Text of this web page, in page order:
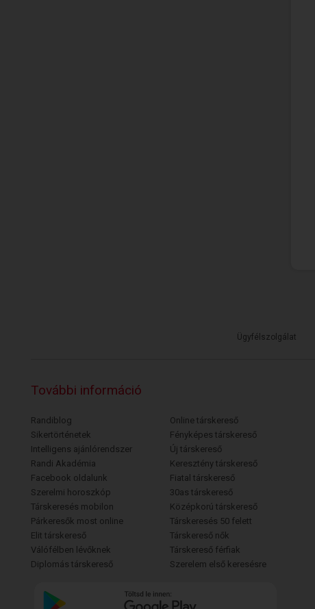
Ügyfélszolgálat
További információ
Randiblog
Sikertörténetek
Intelligens ajánlórendszer
Randi Akadémia
Facebook oldalunk
Szerelmi horoszkóp
Társkeresés mobilon
Párkeresők most online
Elit társkereső
Válófélben lévőknek
Diplomás társkereső
Online társkereső
Fényképes társkereső
Új társkereső
Keresztény társkereső
Fiatal társkereső
30as társkereső
Középkorú társkereső
Társkeresés 50 felett
Társkereső nők
Társkereső férfiak
Szerelem első keresésre